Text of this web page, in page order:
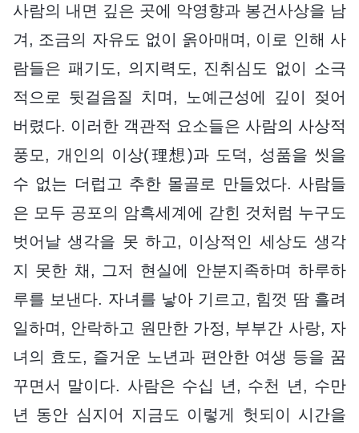
사람의 내면 깊은 곳에 악영향과 봉건사상을 남
겨, 조금의 자유도 없이 옭아매며, 이로 인해 사
람들은 패기도, 의지력도, 진취심도 없이 소극
적으로 뒷걸음질 치며, 노예근성에 깊이 젖어
버렸다. 이러한 객관적 요소들은 사람의 사상적
풍모, 개인의 이상(理想)과 도덕, 성품을 씻을
수 없는 더럽고 추한 몰골로 만들었다. 사람들
은 모두 공포의 암흑세계에 갇힌 것처럼 누구도
벗어날 생각을 못 하고, 이상적인 세상도 생각
지 못한 채, 그저 현실에 안분지족하며 하루하
루를 보낸다. 자녀를 낳아 기르고, 힘껏 땀 흘려
일하며, 안락하고 원만한 가정, 부부간 사랑, 자
녀의 효도, 즐거운 노년과 편안한 여생 등을 꿈
꾸면서 말이다. 사람은 수십 년, 수천 년, 수만
년 동안 심지어 지금도 이렇게 헛되이 시간을